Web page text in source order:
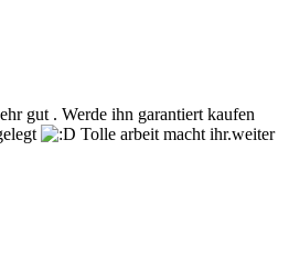
gut . Werde ihn garantiert kaufen
Tolle arbeit macht ihr.weiter